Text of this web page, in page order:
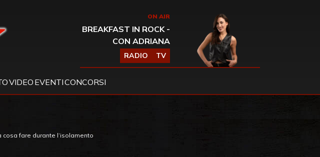
Radio ON AIR
BREAKFAST IN ROCK -
CON ADRIANA
RADIO TV
VIDEO EVENTICONCORSI
cosa fare durante l’isolamento